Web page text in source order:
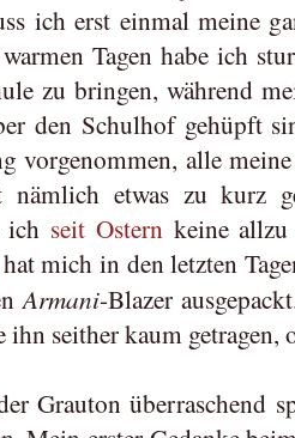
ich erst einmal meine
Tagen habe ich
zu bringen, während
den Schulhof gehüpft
vorgenommen, alle
nämlich etwas zu kurz
ich seit Osternkeine allzu
hat mich in den letzten
Armani-Blazer
ihn seither kaum
Grauton überraschend